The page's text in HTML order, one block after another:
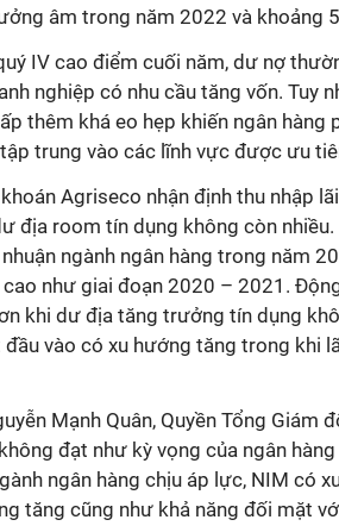
âm trong năm 2022 và khoảng
IV cao điểm cuối năm, dư nợ
nghiệp có nhu cầu tăng vốn. Tuy
thêm khá eo hẹp khiến ngân hàng
trung vào các lĩnh vực được ưu
Agriseco nhận định thu nhập
địa room tín dụng không còn
ngành ngân hàng trong năm
như giai đoạn 2020 – 2021.
khi dư địa tăng trưởng tín dụng
đầu vào có xu hướng tăng trong khi
Mạnh Quân, Quyền Tổng Giám
đạt như kỳ vọng của ngân
ngân hàng chịu áp lực, NIM có
tăng cũng như khả năng đối mặt